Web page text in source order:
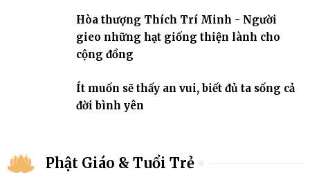
Hòa thượng Thích Trí Minh - Người
gieo những hạt giống thiện lành cho
cộng đồng
Ít muốn sẽ thấy an vui, biết đủ ta sống cả
đời bình yên
Phật Giáo & Tuổi Trẻ